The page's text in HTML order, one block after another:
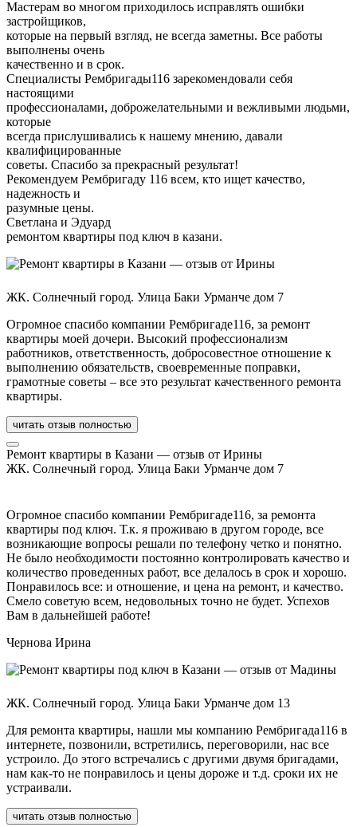
Мастерам во многом приходилось исправлять ошибки
застройщиков,
которые на первый взгляд, не всегда заметны. Все работы
выполнены очень
качественно и в срок.
Специалисты Рембригады116 зарекомендовали себя
настоящими
профессионалами, доброжелательными и вежливыми людьми,
которые
всегда прислушивались к нашему мнению, давали
квалифицированные
советы. Спасибо за прекрасный результат!
Рекомендуем Рембригаду 116 всем, кто ищет качество,
надежность и
разумные цены.
Светлана и Эдуард
ремонтом квартиры под ключ в казани.
ЖК. Солнечный город. Улица Баки Урманче дом 7
Огромное спасибо компании Рембригаде116, за ремонт
квартиры моей дочери. Высокий профессионализм
работников, ответственность, добросовестное отношение к
выполнению обязательств, своевременные поправки,
грамотные советы – все это результат качественного ремонта
квартиры.
читать отзыв полностью
Ремонт квартиры в Казани — отзыв от Ирины
ЖК. Солнечный город. Улица Баки Урманче дом 7
Огромное спасибо компании Рембригаде116, за ремонта
квартиры под ключ. Т.к. я проживаю в другом городе, все
возникающие вопросы решали по телефону четко и понятно.
Не было необходимости постоянно контролировать качество и
количество проведенных работ, все делалось в срок и хорошо.
Понравилось все: и отношение, и цена на ремонт, и качество.
Смело советую всем, недовольных точно не будет. Успехов
Вам в дальнейшей работе!
Чернова Ирина
ЖК. Солнечный город. Улица Баки Урманче дом 13
Для ремонта квартиры, нашли мы компанию Рембригада116 в
интернете, позвонили, встретились, переговорили, нас все
устроило. До этого встречались с другими двумя бригадами,
нам как-то не понравилось и цены дороже и т.д. сроки их не
устраивали.
читать отзыв полностью